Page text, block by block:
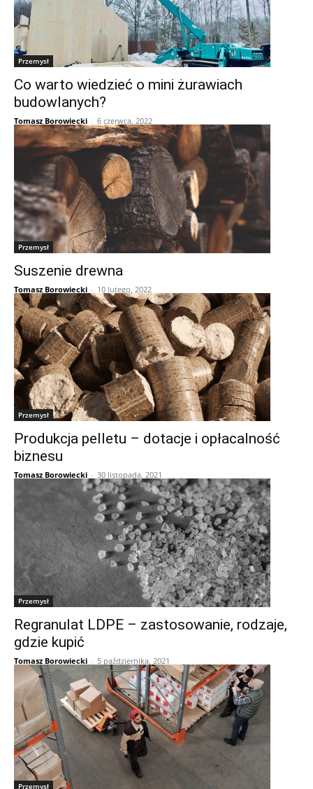
Przemysł
Co warto wiedzieć o mini żurawiach
budowlanych?
Tomasz Borowiecki - 6 czerwca, 2022
Przemysł
Suszenie drewna
Tomasz Borowiecki - 10 lutego, 2022
Przemysł
Produkcja pelletu – dotacje i opłacalność
biznesu
Tomasz Borowiecki - 30 listopada, 2021
Przemysł
Regranulat LDPE – zastosowanie, rodzaje,
gdzie kupić
Tomasz Borowiecki - 5 października, 2021
Przemysł